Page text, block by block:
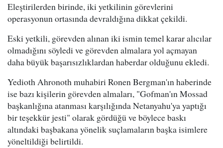
Eleştirilerden birinde, iki yetkilinin görevlerini
operasyonun ortasında devraldığına dikkat çekildi.
Eski yetkili, görevden alınan iki ismin temel karar alıcılar
olmadığını söyledi ve görevden almalara yol açmayan
daha büyük başarısızlıklardan haberdar olduğunu ekledi.
Yedioth Ahronoth muhabiri Ronen Bergman'ın haberinde
ise bazı kişilerin görevden almaları, "Gofman'ın Mossad
başkanlığına atanması karşılığında Netanyahu'ya yaptığı
bir teşekkür jesti" olarak gördüğü ve böylece baskı
altındaki başbakana yönelik suçlamaların başka isimlere
yöneltildiği belirtildi.